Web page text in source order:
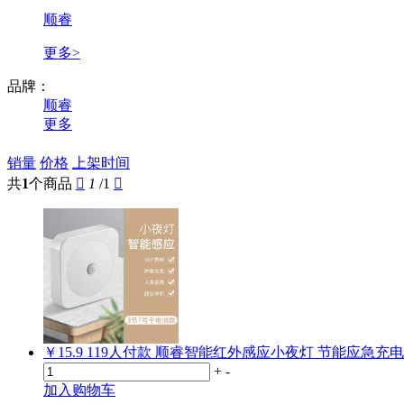
顺睿
更多>
品牌：
顺睿
更多
销量 价格 上架时间
共1个商品  1 /1 
￥15.9 119人付款 顺睿智能红外感应小夜灯 节能应急充
+ -
加入购物车